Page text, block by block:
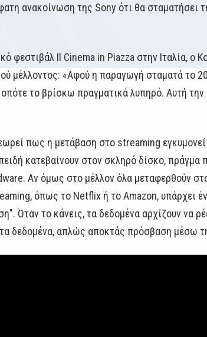
ανακοίνωση της Sony ότι θα
φεστιβάλ Il Cinema in Piazza στην Ιταλία,
μέλλοντος: «Αφού η παραγωγή σταματά το
το βρίσκω πραγματικά λυπηρό. Αυτή
πως η μετάβαση στο streaming
κατεβαίνουν στον σκληρό δίσκο, πράγμα
Αν όμως στο μέλλον όλα μεταφερθούν
όπως το Netflix ή το Amazon, υπάρχει
Όταν το κάνεις, τα δεδομένα αρχίζουν να
δεδομένα, απλώς αποκτάς πρόσβαση μέσω